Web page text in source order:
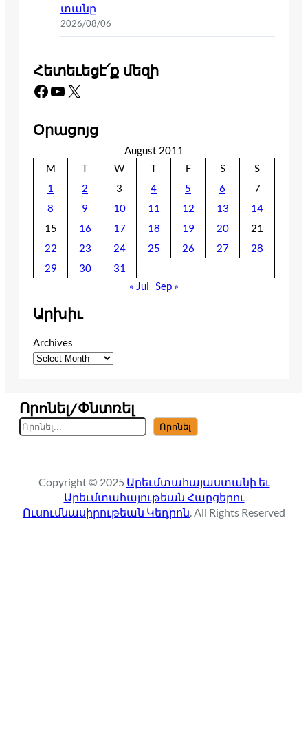
տանը
2026/08/06
Հետեւեցէ՛ք մեզի
Facebook YouTube X
Օրացոյց
August 2011
M
T W T F S
S
1
2 3 4 5 6
7
8
9 10 11 12 13
14
15
16 17 18 19 20
21
22
23 24 25 26 27
28
29
30
31
« Jul Sep »
Արխիւ
Archives
Որոնել/Փնտռել
S
e
c
h
Որոնել
Copyright © 2025 Արեւմտահայաստանի եւ
Արեւմտահայութեան Հարցերու
Ուսումնասիրութեան Կեդրոն. All Rights Reserved